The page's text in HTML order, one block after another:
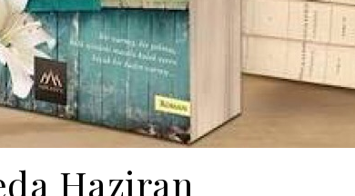
Haziran